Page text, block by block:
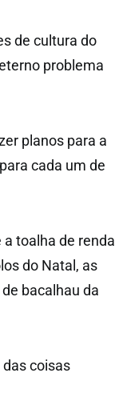
de cultura do
problema
planos para a
cada um de
toalha de renda
do Natal, as
bacalhau da
coisas